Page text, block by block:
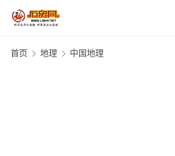
首页 地理 中国地理